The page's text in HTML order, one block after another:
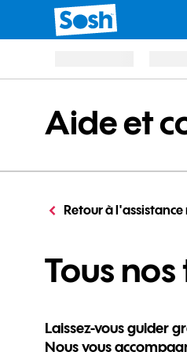
Aide et
Retour à
Tous
Laissez-vous guider
Nous vous